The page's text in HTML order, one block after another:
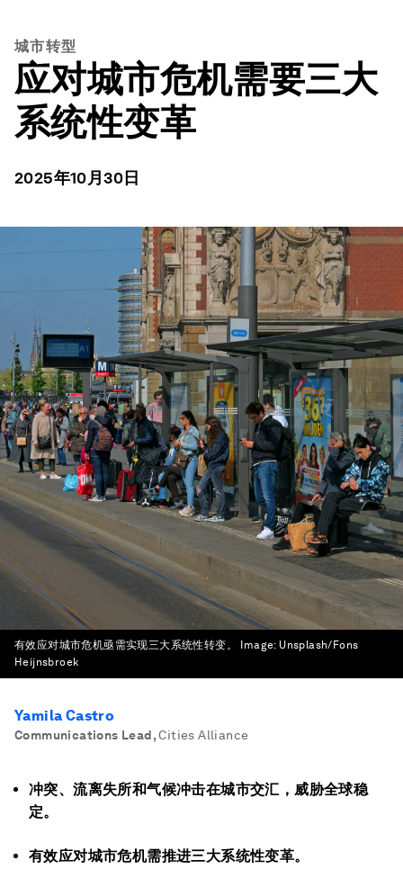
城市转型
应对城市危机需要三大
系统性变革
2025年10月30日
有效应对城市危机亟需实现三大系统性转变。 Image: Unsplash/Fons
Heijnsbroek
Yamila Castro
Communications Lead, Cities Alliance
冲突、流离失所和气候冲击在城市交汇，威胁全球稳
定。
有效应对城市危机需推进三大系统性变革。